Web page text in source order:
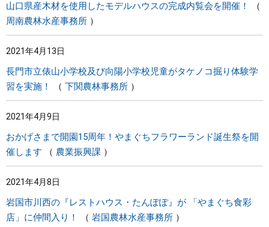
山口県産木材を使用したモデルハウスの完成内覧会を開催！
周南農林水産事務所
2021年4月13日
長門市立俵山小学校及び向陽小学校児童がタケノコ掘り体験学
習を実施！
下関農林事務所
2021年4月9日
おかげさまで開園15周年！やまぐちフラワーランド誕生祭を開
催します
農業振興課
2021年4月8日
岩国市川西の『レストハウス・たんぽぽ』が 「やまぐち食彩
店」に仲間入り！
岩国農林水産事務所